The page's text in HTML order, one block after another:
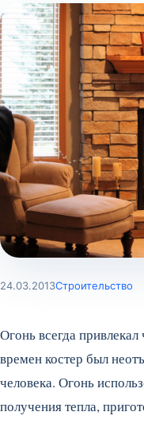
24.03.2013Строительство
Огонь всегда
времен костер был
человека. Огонь
получения тепла,